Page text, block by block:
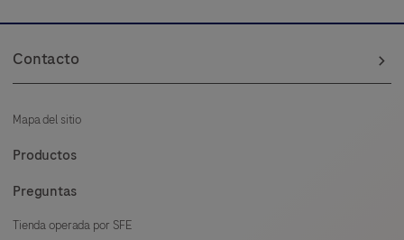
Contacto
Mapa del sitio
Productos
Preguntas
Tienda operada por SFE